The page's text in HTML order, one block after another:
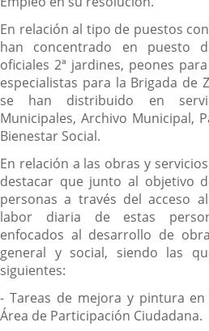
En relación al tipo de puestos
han concentrado en puesto
oficiales 2ª jardines, peones
especialistas para la Brigada de
se han distribuido en
Municipales, Archivo Municipal,
Bienestar Social.
En relación a las obras y
destacar que junto al objetivo
personas a través del acceso
labor diaria de estas
enfocados al desarrollo de
general y social, siendo las
siguientes:
- Tareas de mejora y pintura
Área de Participación Ciudadana.